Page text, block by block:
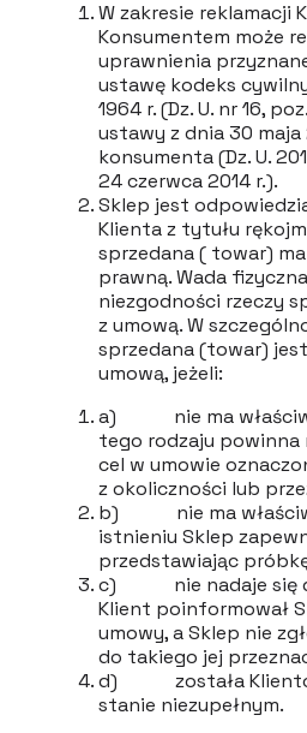
W zakresie reklamacji
Konsumentem może
uprawnienia
ustawę kodeks
1964 r. (Dz. U. nr 16,
ustawy z dnia 30 maja
konsumenta (Dz. U.
24 czerwca 2014 r.).
Sklep jest
Klienta z tytułu
sprzedana ( towar)
prawną. Wada
niezgodności rzeczy
z umową. W
sprzedana (towar)
umową, jeżeli:
a) nie ma
tego rodzaju powinna
cel w umowie
z okoliczności lub
b) nie ma
istnieniu Sklep
przedstawiając
c) nie nadaje się
Klient poinformował
umowy, a Sklep nie
do takiego jej
d) została
stanie niezupełnym.